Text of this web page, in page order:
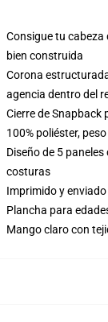
Consigue tu cabeza
bien construida
Corona
agencia dentro del
Cierre de Snapback
100% poliéster,
Diseño de 5
costuras
Imprimido y enviado
Plancha para
Mango claro con